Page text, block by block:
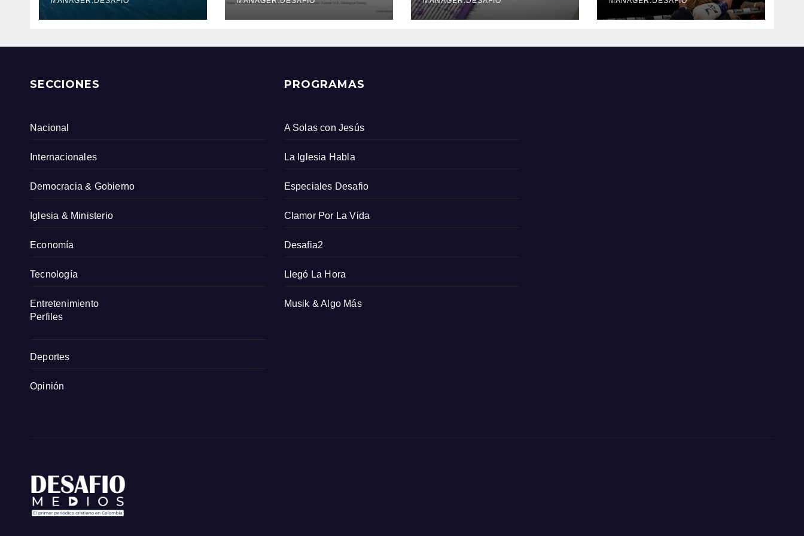
Servicio Geológico
Colombiano
SECCIONES
Nacional
Internacionales
Democracia & Gobierno
Iglesia & Ministerio
Economía
Tecnología
Entretenimiento
Perfiles
Deportes
Opinión
PROGRAMAS
A Solas con Jesús
La Iglesia Habla
Especiales Desafio
Clamor Por La Vida
Desafia2
Llegó La Hora
Musik & Algo Más